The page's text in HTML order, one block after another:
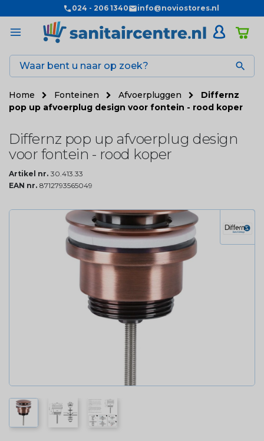
024 - 206 1340 info@noviostores.nl

Home Fonteinen Afvoerpluggen
Differnz
pop up afvoerplug design voor fontein - rood koper
Differnz pop up afvoerplug design
voor fontein - rood koper
Artikel nr. 30.413.33
EAN nr. 8712793565049